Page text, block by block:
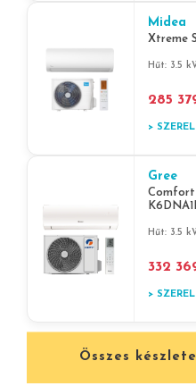
Midea
Xtreme
Hűt: 3.5
285
>
Gree
Comfort
Hűt: 3.5
332
>
Összes